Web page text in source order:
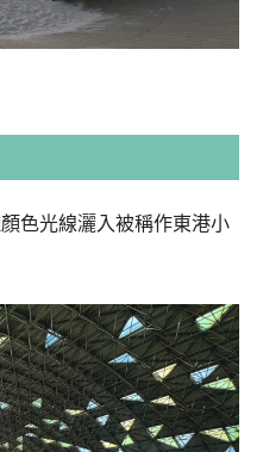
色光線灑入被稱作東港小